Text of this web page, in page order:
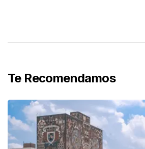
Te Recomendamos